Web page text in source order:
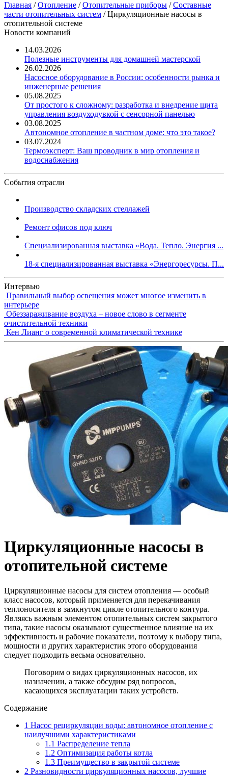
Главная /Отопление /Отопительные приборы /Составные
части отопительных систем /Циркуляционные насосы в
отопительной системе
Новости компаний
14.03.2026
Полезные инструменты для домашней мастерской
26.02.2026
Насосное оборудование в России: особенности рынка и
инженерные решения
05.08.2025
От простого к сложному: разработка и внедрение щита
управления воздуходувкой с сенсорной панелью
03.08.2025
Автономное отопление в частном доме: что это такое?
03.07.2024
Термоэксперт: Ваш проводник в мир отопления и
водоснабжения
События отрасли
Производство складских стеллажей
Ремонт офисов под ключ
Специализированная выставка «Вода. Тепло. Энергия ...
18-я специализированная выставка «Энергоресурсы. П...
Интервью
Правильный выбор освещения может многое изменить в
интерьере
Обеззараживание воздуха – новое слово в сегменте
очистительной техники
Кен Лианг о современной климатической технике
Циркуляционные насосы в
отопительной системе
Циркуляционные насосы для систем отопления — особый
класс насосов, который применяется для перекачивания
теплоносителя в замкнутом цикле отопительного контура.
Являясь важным элементом отопительных систем закрытого
типа, такие насосы оказывают существенное влияние на их
эффективность и рабочие показатели, поэтому к выбору типа,
мощности и других характеристик этого оборудования
следует подходить весьма основательно.
Поговорим о видах циркуляционных насосов, их
назначении, а также обсудим ряд вопросов,
касающихся эксплуатации таких устройств.
Содержание
1 Насос рециркуляции воды: автономное отопление с
наилучшими характеристиками
1.1 Распределение тепла
1.2 Оптимизация работы котла
1.3 Преимущество в закрытой системе
2 Разновидности циркуляционных насосов, лучшие